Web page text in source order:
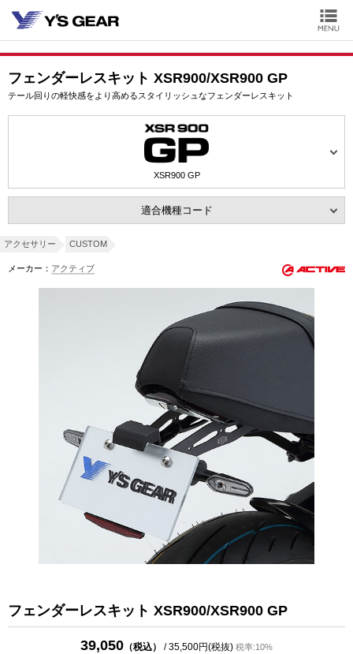
フェンダーレスキット XSR900/XSR900 GP
テール回りの軽快感をより高めるスタイリッシュなフェンダーレスキット
XSR900 GP
適合機種コード
アクセサリー CUSTOM
メーカー： アクティブ
フェンダーレスキット XSR900/XSR900 GP
39,050 （税込） / 35,500円(税抜) 税率:10%